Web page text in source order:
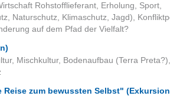
Rohstofflieferant, Erholung, Sport,
Naturschutz, Klimaschutz, Jagd),
auf dem Pfad der Vielfalt?
Mischkultur, Bodenaufbau (Terra Preta?),
Reise zum bewussten Selbst"